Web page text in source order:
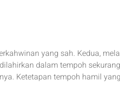
yang sah. Kedua,
dalam tempoh
Ketetapan tempoh hamil